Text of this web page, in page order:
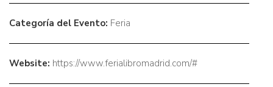
Categoría del Evento: Feria
Website: https://www.ferialibromadrid.com/#